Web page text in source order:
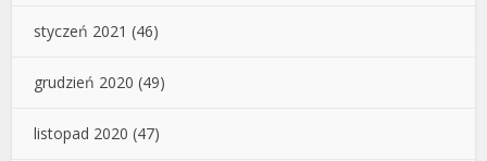
styczeń 2021 (46)
grudzień 2020 (49)
listopad 2020 (47)